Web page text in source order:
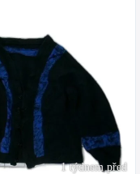
1 týdnem před